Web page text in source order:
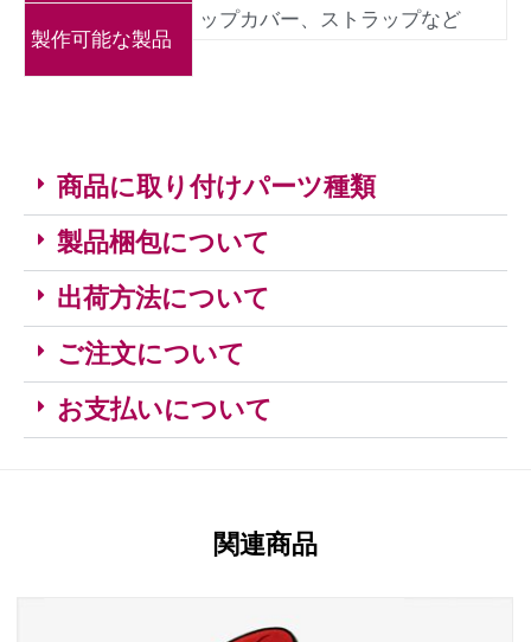
製作可能な製品
ップカバー、ストラップなど
商品に取り付けパーツ種類
製品梱包について
出荷方法について
ご注文について
お支払いについて
関連商品